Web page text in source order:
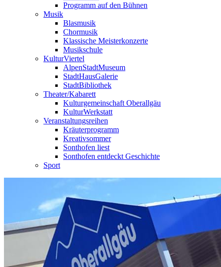
Programm auf den Bühnen
Musik
Blasmusik
Chormusik
Klassische Meisterkonzerte
Musikschule
KulturViertel
AlpenStadtMuseum
StadtHausGalerie
StadtBibliothek
Theater/Kabarett
Kulturgemeinschaft Oberallgäu
KulturWerkstatt
Veranstaltungsreihen
Kräuterprogramm
Kreativsommer
Sonthofen liest
Sonthofen entdeckt Geschichte
Sport